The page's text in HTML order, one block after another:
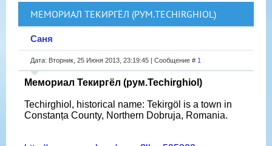
МЕМОРИАЛ ТЕКИРГЁЛ (РУМ.TECHIRGHIOL)
Саня
Дата: Вторник, 25 Июня 2013, 23:19:45 | Сообщение # 1
Мемориал Текиргёл (рум.Techirghiol)
Techirghiol, historical name: Tekirgöl is a town in
Constanța County, Northern Dobruja, Romania.